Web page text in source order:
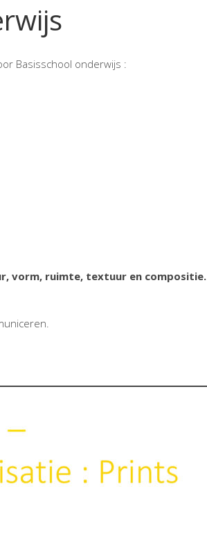
Basisschool onderwijs :
vorm, ruimte, textuur en compositie.